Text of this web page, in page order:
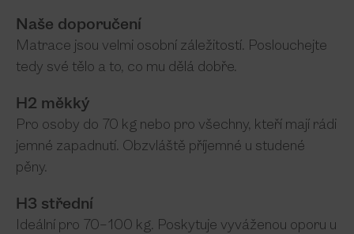
Naše doporučení
Matrace jsou velmi osobní záležitostí. Poslouchejte
tedy své tělo a to, co mu dělá dobře.
H2 měkký
Pro osoby do 70 kg nebo pro všechny, kteří mají rádi
jemné zapadnutí. Obzvláště příjemné u studené
pěny.
H3 střední
Ideální pro 70–100 kg. Poskytuje vyváženou oporu u